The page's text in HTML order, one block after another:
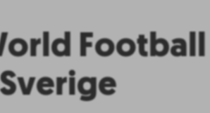
Football